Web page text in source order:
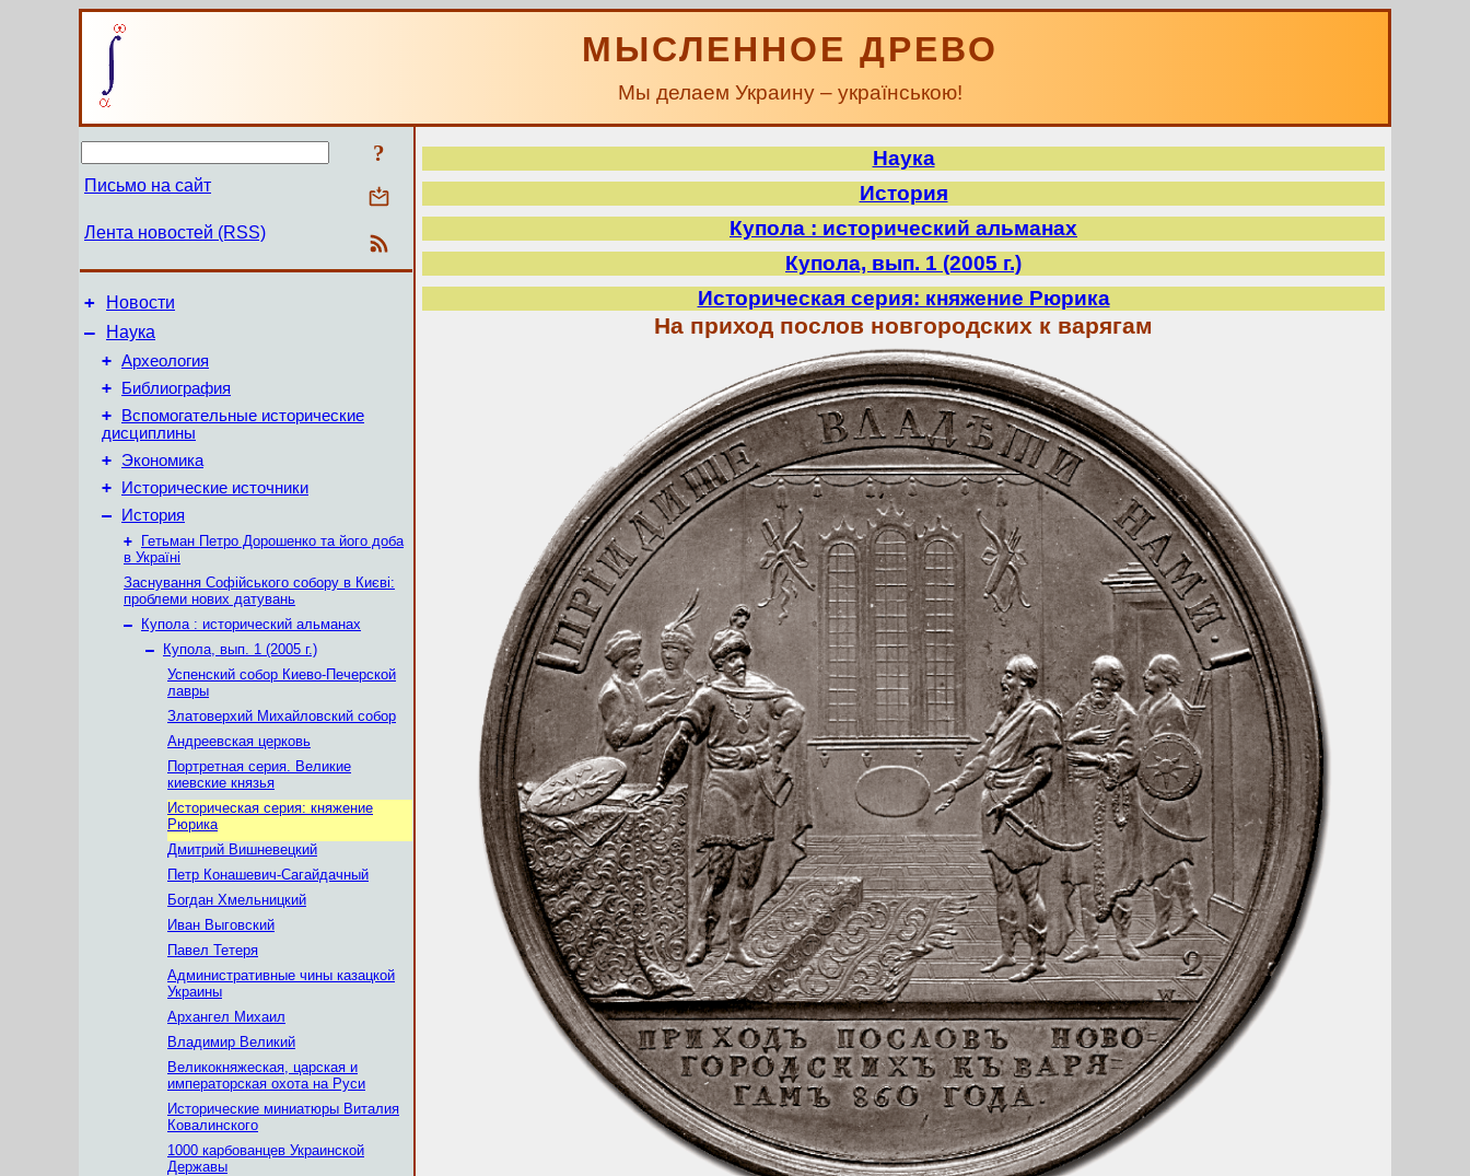
МЫСЛЕННОЕ ДРЕВО
Мы делаем Украину – українською!
?
Письмо на сайт
Лента новостей (RSS)
+ Новости
–
Наука
+ Археология
+ Библиография
+
Вспомогательные исторические
дисциплины
+ Экономика
+ Исторические источники
– История
+
Гетьман Петро Дорошенко та його доба
в Україні
Заснування Софійського собору в Києві:
проблеми нових датувань
–
Купола : исторический альманах
–
Купола, вып. 1 (2005 г.)
Успенский собор Киево-Печерской
лавры
Златоверхий Михайловский собор
Андреевская церковь
Портретная серия. Великие
киевские князья
Историческая серия: княжение
Рюрика
Дмитрий Вишневецкий
Петр Конашевич-Сагайдачный
Богдан Хмельницкий
Иван Выговский
Павел Тетеря
Административные чины казацкой
Украины
Архангел Михаил
Владимир Великий
Великокняжеская, царская и
императорская охота на Руси
Исторические миниатюры Виталия
Ковалинского
1000 карбованцев Украинской
Державы
Наука
История
Купола : исторический альманах
Купола, вып. 1 (2005 г.)
Историческая серия: княжение Рюрика
На приход послов новгородских к варягам